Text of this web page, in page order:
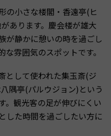
の小さな楼閣・香遠亭(ヒ
あります。慶会楼が雄大
が静かに憩いの時を過ごし
雰囲気のスポットです。
として使われた集玉斎(ジ
隅亭(パルウジョン)という
。観光客の足が伸びにくい
した時間を過ごしたい方に